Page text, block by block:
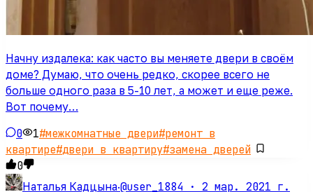
Начну издалека: как часто вы меняете двери в своём
доме? Думаю, что очень редко, скорее всего не
больше одного раза в 5-10 лет, а может и еще реже.
Вот почему…
0 1#межкомнатные двери#ремонт в
квартире#двери в квартиру#замена дверей
0
Наталья Кадцына·@user_1884 · 2 мар. 2021 г.